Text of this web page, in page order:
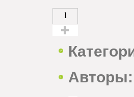
1
Авторы: